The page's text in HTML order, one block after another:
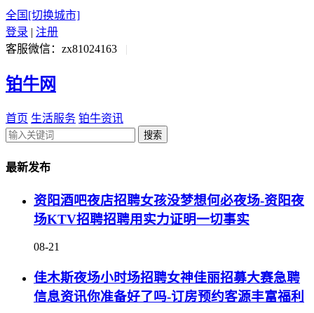
全国 [切换城市]
登录 | 注册
客服微信：zx81024163
|
铂牛网
首页 生活服务 铂牛资讯
搜索
最新发布
资阳酒吧夜店招聘女孩没梦想何必夜场-资阳夜
场KTV招聘招聘用实力证明一切事实
08-21
佳木斯夜场小时场招聘女神佳丽招募大赛急聘
信息资讯你准备好了吗-订房预约客源丰富福利